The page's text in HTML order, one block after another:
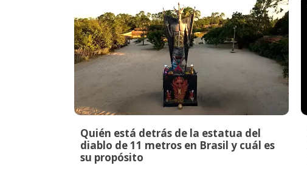
Quién está detrás de la estatua del
diablo de 11 metros en Brasil y cuál es
su propósito